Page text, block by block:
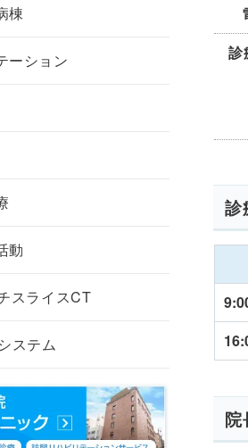
診
診
院
棟
ーション
動
スライスCT
ステム